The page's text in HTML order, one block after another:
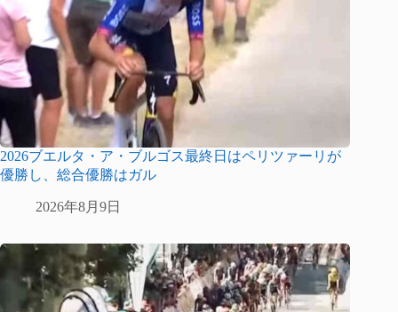
2026ブエルタ・ア・ブルゴス最終日はペリツァーリが
優勝し、総合優勝はガル
2026年8月9日